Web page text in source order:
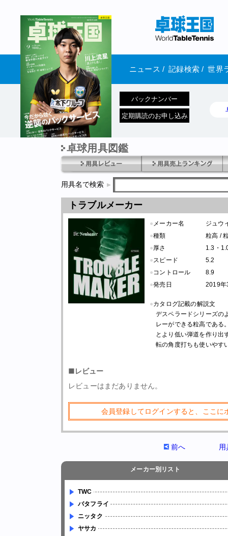
ニュース / 記録検索 / 世界
1970年1月01日 発売
バックナンバー
定期購読のお申し込み
卓球用具図鑑
用具名で検索
トラブルメーカー
● メーカー名
ジュウ
●種類
粒高 /
●厚さ
1.3・
●スピード
5.2
●コントロール
8.9
●発売日 2019年
●カタログ記載の解説文
デスペラードシリーズの
レーができる粒高である
とより低い弾道を作り出
転の角度打ちも使いやす
■レビュー
レビューはまだありません。
会員登録してログインすると、ここ
前へ
メーカー別リスト
TWC
バタフライ
ニッタク
ヤサカ